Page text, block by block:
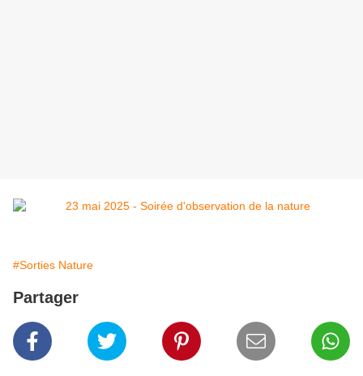
#Sorties Nature
Partager